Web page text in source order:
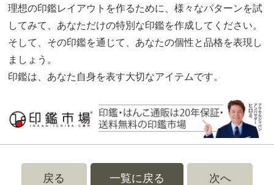
理想の印鑑レイアウトを作るために、様々なパターンを試
してみて、あなただけの特別な印鑑を作成してください。
そして、その印鑑を通じて、あなたの個性と品格を表現し
ましょう。
印鑑は、あなた自身を表す大切なアイテムです。
戻る 一覧に戻る 次へ